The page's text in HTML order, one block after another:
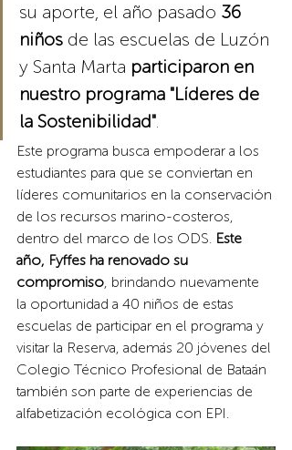
su aporte, el año pasado 36
niños de las escuelas de Luzón
y Santa Marta participaron en
nuestro programa "Líderes de
la Sostenibilidad".
Este programa busca empoderar a los
estudiantes para que se conviertan en
líderes comunitarios en la conservación
de los recursos marino-costeros,
dentro del marco de los ODS. Este
año, Fyffes ha renovado su
compromiso, brindando nuevamente
la oportunidad a 40 niños de estas
escuelas de participar en el programa y
visitar la Reserva, además 20 jóvenes del
Colegio Técnico Profesional de Bataán
también son parte de experiencias de
alfabetización ecológica con EPI.